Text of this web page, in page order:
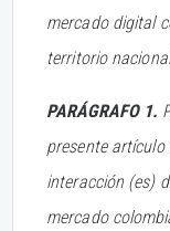
mercado digital
territorio
PARÁGRAFO 1.
presente artículo
interacción (es)
mercado